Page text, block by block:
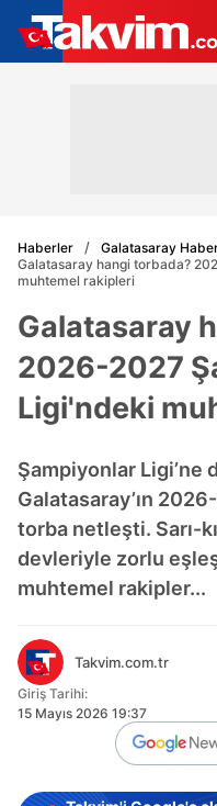
Haberler
Galatasaray
Galatasaray hangi torbada?
muhtemel rakipleri
Galatasaray
2026-2027
Ligi'ndeki
Şampiyonlar Ligi’ne
Galatasaray’ın
torba netleşti. Sarı-
devleriyle zorlu
muhtemel rakipler...
Takvim.com.tr
Giriş Tarihi:
15 Mayıs 2026 19:37